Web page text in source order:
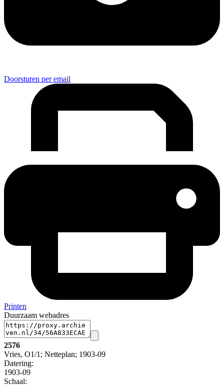
Doorsturen per email
Printen
Duurzaam webadres
2576
Vries, O1/1; Netteplan; 1903-09
Datering:
1903-09
Schaal: